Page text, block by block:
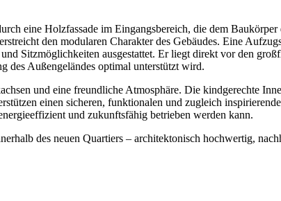
eine Holzfassade im Eingangsbereich, die dem
den modularen Charakter des Gebäudes. Eine
Sitzmöglichkeiten ausgestattet. Er liegt direkt vor den
des Außengeländes optimal unterstützt wird.
und eine freundliche Atmosphäre. Die kindgerechte
einen sicheren, funktionalen und zugleich
und zukunftsfähig betrieben werden kann.
des neuen Quartiers – architektonisch hochwertig,